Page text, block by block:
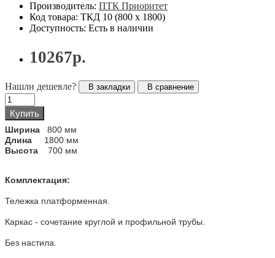
Производитель: ПТК Приоритет
Код товара: ТКД 10 (800 х 1800)
Доступность: Есть в наличии
10267р.
Нашли дешевле? В закладки В сравнение
Купить
Ширина 800 мм
Длина 1800 мм
Высота 700 мм
Комплектация:
Тележка платформенная.
Каркас - сочетание круглой и профильной трубы.
Без настила.